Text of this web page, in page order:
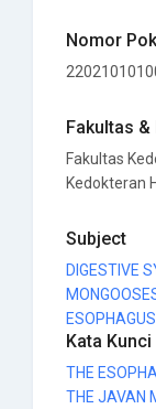
Nomor
Fakultas &
Fakultas
Kedokteran
Subject
DIGESTIVE
ESOPHAGUS
Kata Kunci
THE
THE JAVAN